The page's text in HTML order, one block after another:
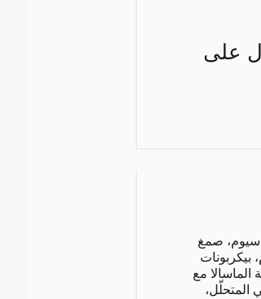
على
صمغ
بيكربونات
مع
المتحلّل،